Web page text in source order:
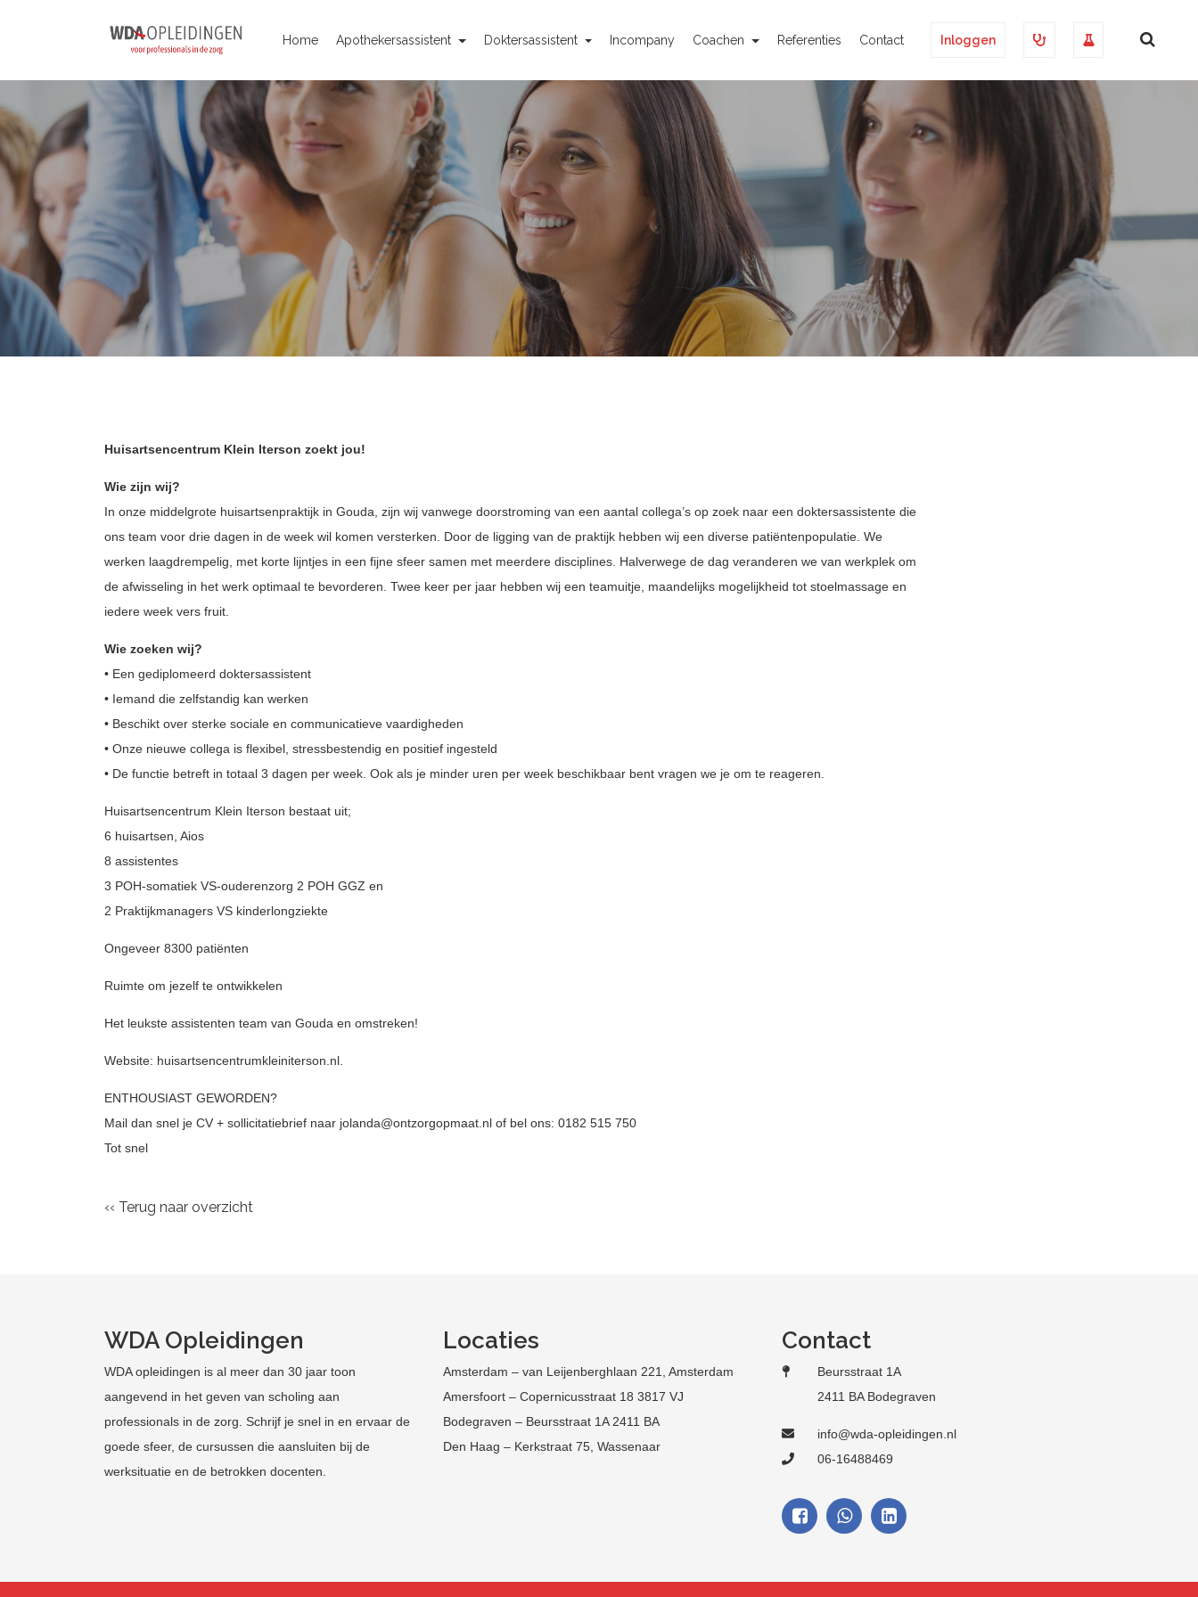
Home Apothekersassistent Doktersassistent Incompany Coachen Referenties Contact Inloggen
Huisartsencentrum Klein Iterson zoekt jou!
Wie zijn wij?
In onze middelgrote huisartsenpraktijk in Gouda, zijn wij vanwege doorstroming van een aantal collega’s op zoek naar een doktersassistente die
ons team voor drie dagen in de week wil komen versterken. Door de ligging van de praktijk hebben wij een diverse patiëntenpopulatie. We
werken laagdrempelig, met korte lijntjes in een fijne sfeer samen met meerdere disciplines. Halverwege de dag veranderen we van werkplek om
de afwisseling in het werk optimaal te bevorderen. Twee keer per jaar hebben wij een teamuitje, maandelijks mogelijkheid tot stoelmassage en
iedere week vers fruit.
Wie zoeken wij?
• Een gediplomeerd doktersassistent
• Iemand die zelfstandig kan werken
• Beschikt over sterke sociale en communicatieve vaardigheden
• Onze nieuwe collega is flexibel, stressbestendig en positief ingesteld
• De functie betreft in totaal 3 dagen per week. Ook als je minder uren per week beschikbaar bent vragen we je om te reageren.
Huisartsencentrum Klein Iterson bestaat uit;
6 huisartsen, Aios
8 assistentes
3 POH-somatiek VS-ouderenzorg 2 POH GGZ en
2 Praktijkmanagers VS kinderlongziekte
Ongeveer 8300 patiënten
Ruimte om jezelf te ontwikkelen
Het leukste assistenten team van Gouda en omstreken!
Website: huisartsencentrumkleiniterson.nl.
ENTHOUSIAST GEWORDEN?
Mail dan snel je CV + sollicitatiebrief naar jolanda@ontzorgopmaat.nl of bel ons: 0182 515 750
Tot snel
‹‹ Terug naar overzicht
WDA Opleidingen
WDA opleidingen is al meer dan 30 jaar toon
aangevend in het geven van scholing aan
professionals in de zorg. Schrijf je snel in en ervaar de
goede sfeer, de cursussen die aansluiten bij de
werksituatie en de betrokken docenten.
Locaties
Amsterdam – van Leijenberghlaan 221, Amsterdam
Amersfoort – Copernicusstraat 18 3817 VJ
Bodegraven – Beursstraat 1A 2411 BA
Den Haag – Kerkstraat 75, Wassenaar
Contact
Beursstraat 1A
2411 BA Bodegraven
info@wda-opleidingen.nl
06-16488469